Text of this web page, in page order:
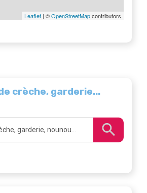
Leaflet | ©OpenStreetMapcontributors
crèche, garderie...